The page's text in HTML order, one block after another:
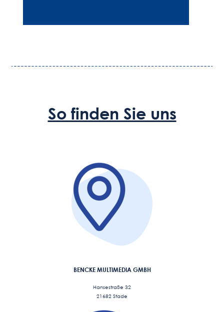
So finden Sie uns
BENCKE MULTIMEDIA GMBH
Hansestraße 32
21682 Stade